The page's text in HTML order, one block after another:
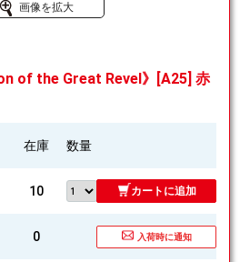
画像を拡大
of the Great Revel》[A25] 赤
在庫 数量
10 カートに追加
0 入荷時に通知